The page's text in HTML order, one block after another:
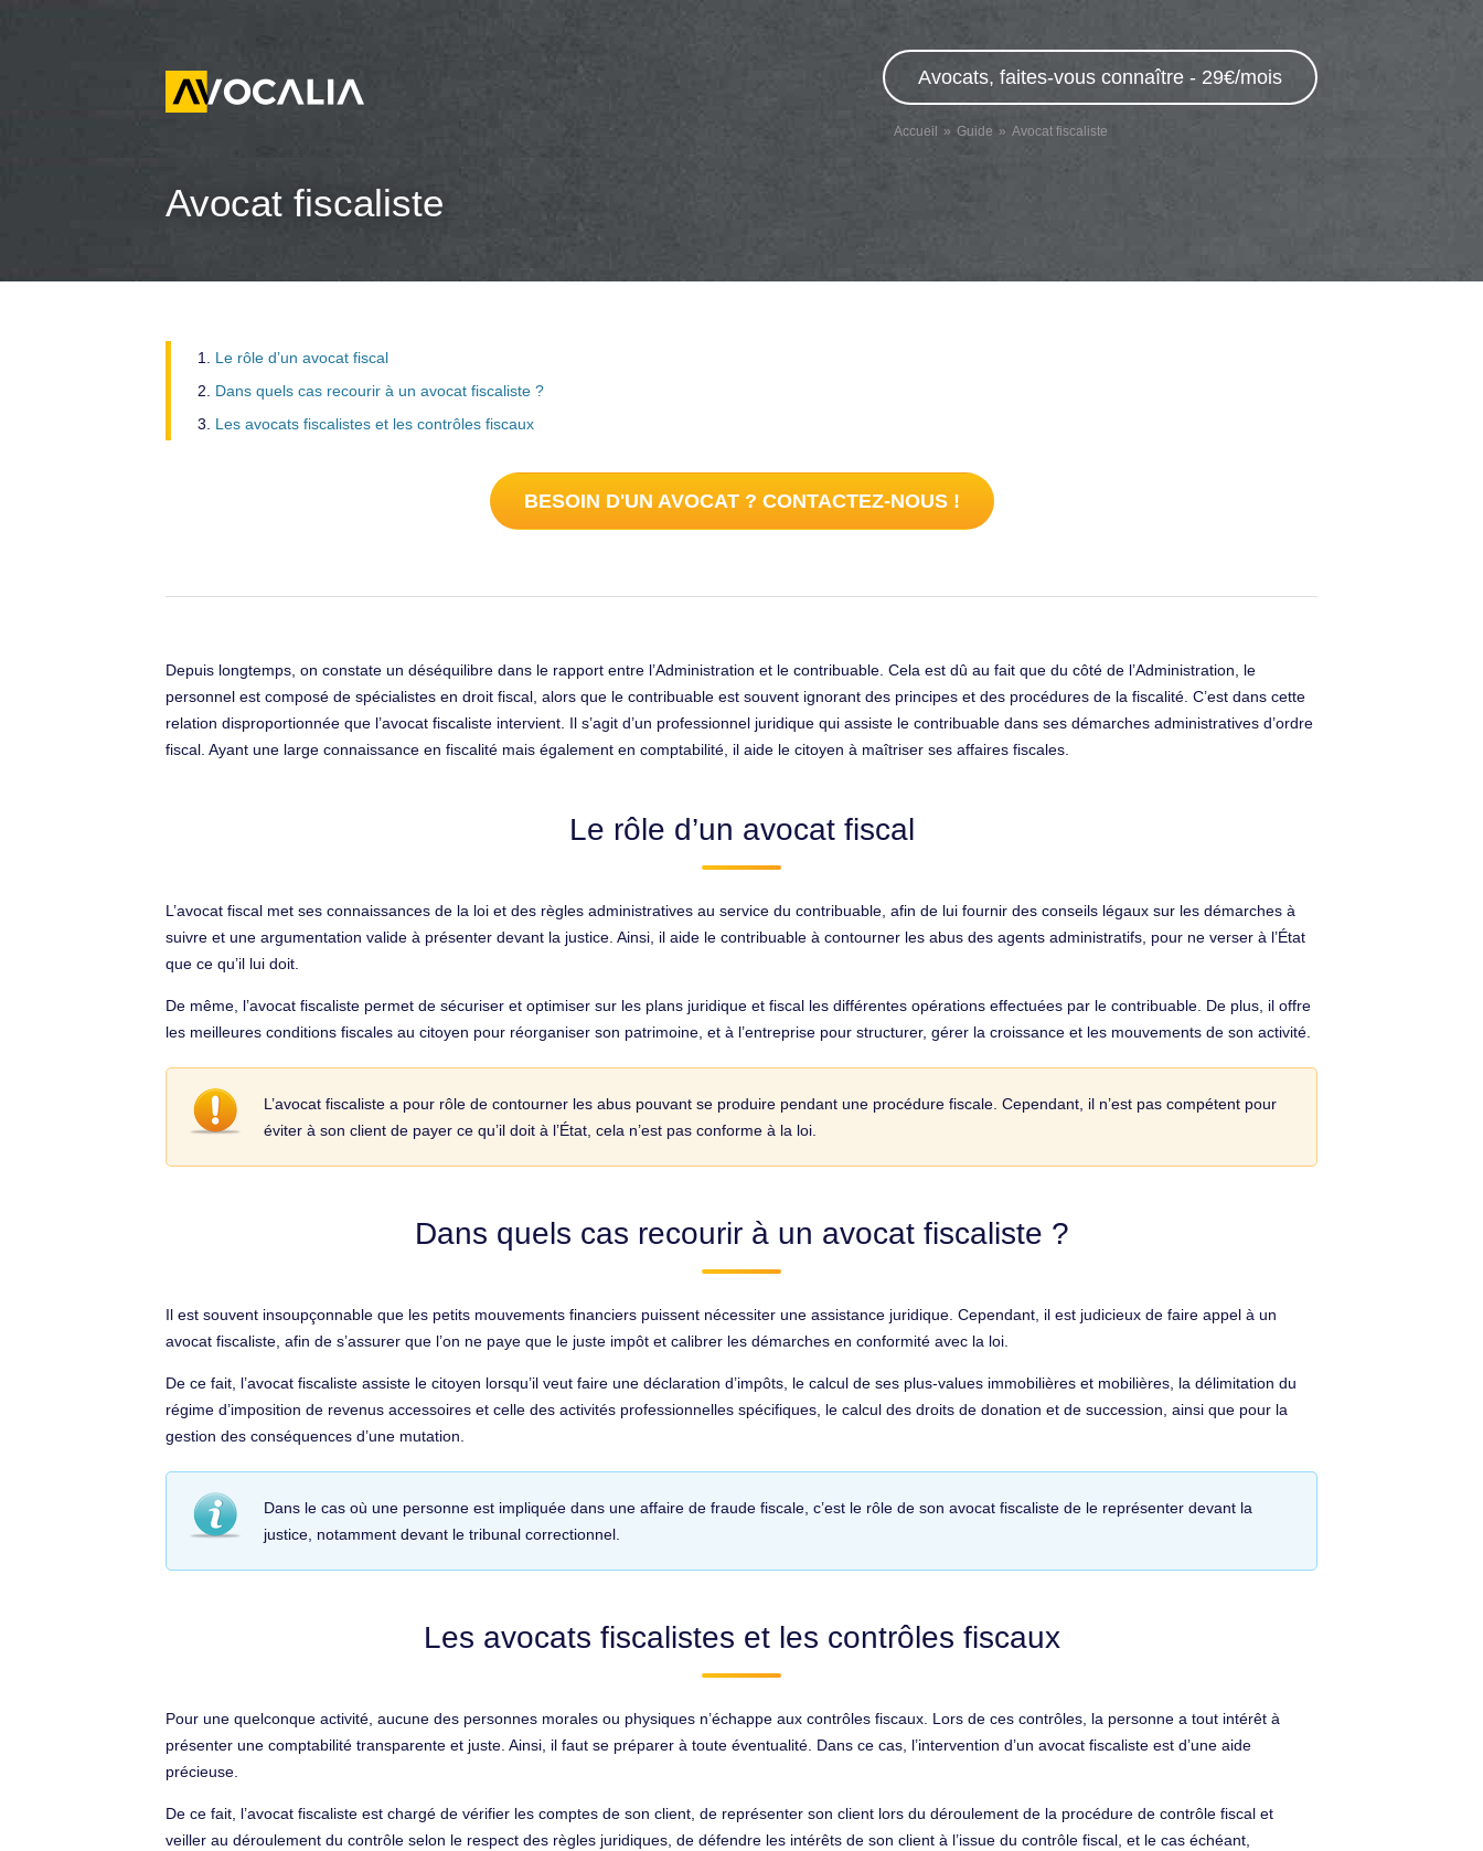
Avocats, faites-vous connaître - 29€/mois
Accueil Guide Avocat fiscaliste
Avocat fiscaliste
Le rôle d’un avocat fiscal
Dans quels cas recourir à un avocat fiscaliste ?
Les avocats fiscalistes et les contrôles fiscaux
BESOIN D'UN AVOCAT ? CONTACTEZ-NOUS !
Depuis longtemps, on constate un déséquilibre dans le rapport entre l’Administration et le contribuable. Cela est dû au fait que du côté de l’Administration, le
personnel est composé de spécialistes en droit fiscal, alors que le contribuable est souvent ignorant des principes et des procédures de la fiscalité. C’est dans cette
relation disproportionnée que l’avocat fiscaliste intervient. Il s’agit d’un professionnel juridique qui assiste le contribuable dans ses démarches administratives d’ordre
fiscal. Ayant une large connaissance en fiscalité mais également en comptabilité, il aide le citoyen à maîtriser ses affaires fiscales.
Le rôle d’un avocat fiscal
L’avocat fiscal met ses connaissances de la loi et des règles administratives au service du contribuable, afin de lui fournir des conseils légaux sur les démarches à
suivre et une argumentation valide à présenter devant la justice. Ainsi, il aide le contribuable à contourner les abus des agents administratifs, pour ne verser à l’État
que ce qu’il lui doit.
De même, l’avocat fiscaliste permet de sécuriser et optimiser sur les plans juridique et fiscal les différentes opérations effectuées par le contribuable. De plus, il offre
les meilleures conditions fiscales au citoyen pour réorganiser son patrimoine, et à l’entreprise pour structurer, gérer la croissance et les mouvements de son activité.
L’avocat fiscaliste a pour rôle de contourner les abus pouvant se produire pendant une procédure fiscale. Cependant, il n’est pas compétent pour
éviter à son client de payer ce qu’il doit à l’État, cela n’est pas conforme à la loi.
Dans quels cas recourir à un avocat fiscaliste ?
Il est souvent insoupçonnable que les petits mouvements financiers puissent nécessiter une assistance juridique. Cependant, il est judicieux de faire appel à un
avocat fiscaliste, afin de s’assurer que l’on ne paye que le juste impôt et calibrer les démarches en conformité avec la loi.
De ce fait, l’avocat fiscaliste assiste le citoyen lorsqu’il veut faire une déclaration d’impôts, le calcul de ses plus-values immobilières et mobilières, la délimitation du
régime d’imposition de revenus accessoires et celle des activités professionnelles spécifiques, le calcul des droits de donation et de succession, ainsi que pour la
gestion des conséquences d’une mutation.
Dans le cas où une personne est impliquée dans une affaire de fraude fiscale, c’est le rôle de son avocat fiscaliste de le représenter devant la
justice, notamment devant le tribunal correctionnel.
Les avocats fiscalistes et les contrôles fiscaux
Pour une quelconque activité, aucune des personnes morales ou physiques n’échappe aux contrôles fiscaux. Lors de ces contrôles, la personne a tout intérêt à
présenter une comptabilité transparente et juste. Ainsi, il faut se préparer à toute éventualité. Dans ce cas, l’intervention d’un avocat fiscaliste est d’une aide
précieuse.
De ce fait, l’avocat fiscaliste est chargé de vérifier les comptes de son client, de représenter son client lors du déroulement de la procédure de contrôle fiscal et
veiller au déroulement du contrôle selon le respect des règles juridiques, de défendre les intérêts de son client à l’issue du contrôle fiscal, et le cas échéant,